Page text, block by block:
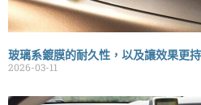
玻璃系鍍膜的耐久性，以及讓效果更
2026-03-11